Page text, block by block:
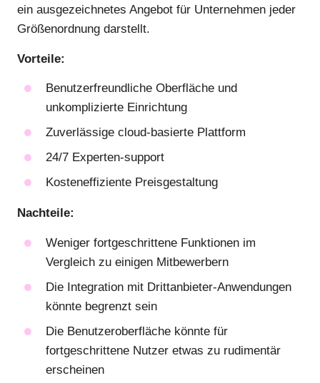
ein ausgezeichnetes Angebot für Unternehmen jeder
Größenordnung darstellt.
Vorteile:
Benutzerfreundliche Oberfläche und
unkomplizierte Einrichtung
Zuverlässige cloud-basierte Plattform
24/7 Experten-support
Kosteneffiziente Preisgestaltung
Nachteile:
Weniger fortgeschrittene Funktionen im
Vergleich zu einigen Mitbewerbern
Die Integration mit Drittanbieter-Anwendungen
könnte begrenzt sein
Die Benutzeroberfläche könnte für
fortgeschrittene Nutzer etwas zu rudimentär
erscheinen